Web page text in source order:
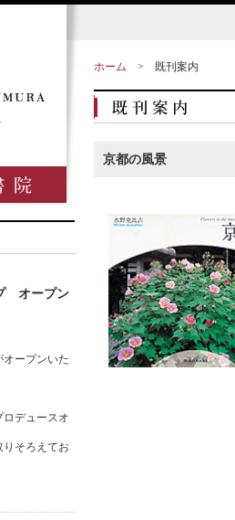
ホーム > 既刊案内
京都の風景
オープン
ープンいた
デュースオ
そろえてお